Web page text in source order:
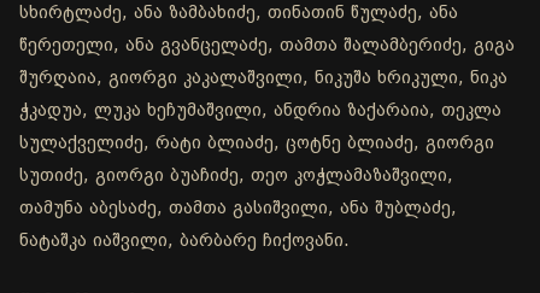
სხირტლაძე, ანა ზამბახიძე, თინათინ წულაძე, ანა
წერეთელი, ანა გვანცელაძე, თამთა შალამბერიძე, გიგა
შურღაია, გიორგი კაკალაშვილი, ნიკუშა ხრიკული, ნიკა
ჭკადუა, ლუკა ხეჩუმაშვილი, ანდრია ზაქარაია, თეკლა
სულაქველიძე, რატი ბლიაძე, ცოტნე ბლიაძე, გიორგი
სუთიძე, გიორგი ბუაჩიძე, თეო კოჭლამაზაშვილი,
თამუნა აბესაძე, თამთა გასიშვილი, ანა შუბლაძე,
ნატაშკა იაშვილი, ბარბარე ჩიქოვანი.